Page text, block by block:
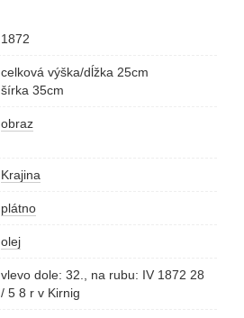
1872
celková výška/dĺžka 25cm
šírka 35cm
obraz
Krajina
plátno
olej
vlevo dole: 32., na rubu: IV 1872 28
/ 5 8 r v Kirnig